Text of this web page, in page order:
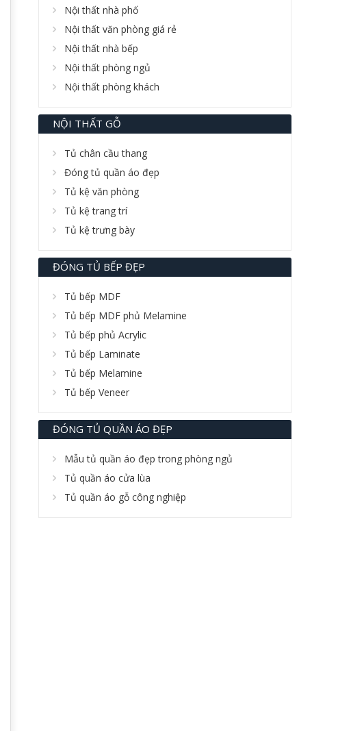
Nội thất nhà phố
Nội thất văn phòng giá rẻ
Nội thất nhà bếp
Nội thất phòng ngủ
Nội thất phòng khách
NỘI THẤT GỖ
Tủ chân cầu thang
Đóng tủ quần áo đẹp
Tủ kệ văn phòng
Tủ kệ trang trí
Tủ kệ trưng bày
ĐÓNG TỦ BẾP ĐẸP
Tủ bếp MDF
Tủ bếp MDF phủ Melamine
Tủ bếp phủ Acrylic
Tủ bếp Laminate
Tủ bếp Melamine
Tủ bếp Veneer
ĐÓNG TỦ QUẦN ÁO ĐẸP
Mẫu tủ quần áo đẹp trong phòng ngủ
Tủ quần áo cửa lùa
Tủ quần áo gỗ công nghiệp